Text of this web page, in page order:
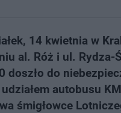
14 kwietnia w
al. Róż i ul. Rydza-
doszło do
autobusu
śmigłowce